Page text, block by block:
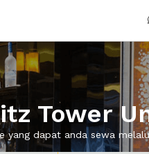
Tower
dapat anda sewa